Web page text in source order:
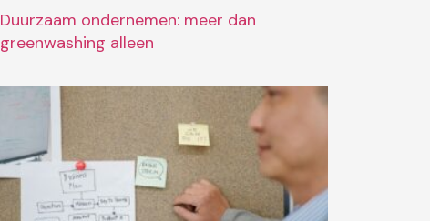
Duurzaam ondernemen: meer dan
greenwashing alleen